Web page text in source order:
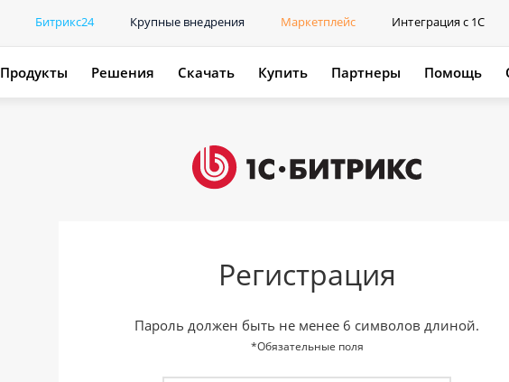
Битрикс24 Крупные внедрения Маркетплейс Интеграция с 1С
Продукты Решения Скачать Купить Партнеры Помощь
Регистрация
Пароль должен быть не менее 6 символов длиной.
*Обязательные поля